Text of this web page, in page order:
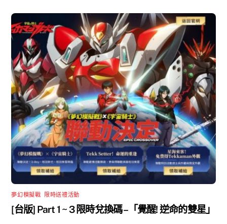
夢幻模擬戰 限時送禮活動
[台版] Part 1 ~ 3 限時兌換碼 –「覺醒! 逆命的雙星」